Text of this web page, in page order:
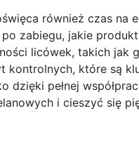
również czas na
zabiegu, jakie
licówek, takich
kontrolnych, które są
dzięki pełnej
i cieszyć się